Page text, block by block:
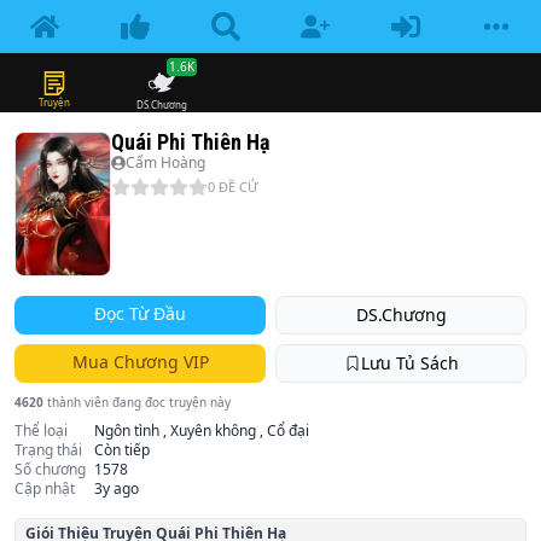
Truyện DS.Chương
1.6K
Quái Phi Thiên Hạ
Cẩm Hoàng
0 ĐỀ CỬ
Đọc Từ Đầu DS.Chương
Mua Chương VIP Lưu Tủ Sách
4620 thành viên đang đọc truyện này
Thể loại
Ngôn tình , Xuyên không , Cổ đại
Trạng thái
Còn tiếp
Số chương 1578
Cập nhật
3y ago
Giói Thiệu Truyện Quái Phi Thiên Hạ